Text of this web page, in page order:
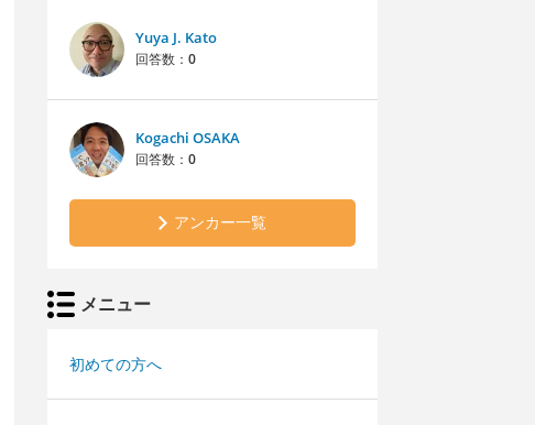
Yuya J. Kato
回答数： 0
Kogachi OSAKA
回答数： 0
アンカー一覧
メニュー
初めての方へ